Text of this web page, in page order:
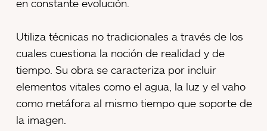
en constante evolución.
Utiliza técnicas no tradicionales a través de los
cuales cuestiona la noción de realidad y de
tiempo. Su obra se caracteriza por incluir
elementos vitales como el agua, la luz y el vaho
como metáfora al mismo tiempo que soporte de
la imagen.